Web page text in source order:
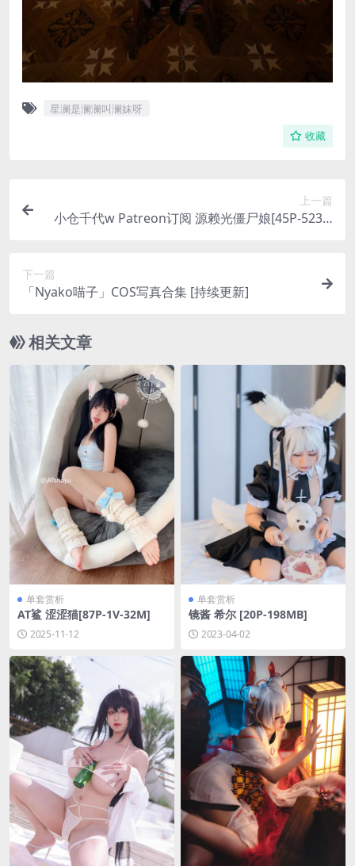
星澜是澜澜叫澜妹呀
收藏
上一篇
小仓千代w Patreon订阅 源赖光僵尸娘[45P-523.4
下一篇
「Nyako喵子」COS写真合集 [持续更新]
相关文章
单套赏析
AT鲨 涩涩猫[87P-1V-32M]
2025-11-12
单套赏析
镜酱 希尔 [20P-198MB]
2023-04-02